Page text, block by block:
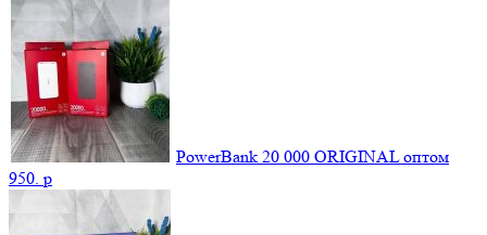
PowerBank 20 000 ORIGINAL оптом
950. p